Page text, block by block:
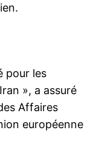
pour les
», a assuré
Affaires
européenne